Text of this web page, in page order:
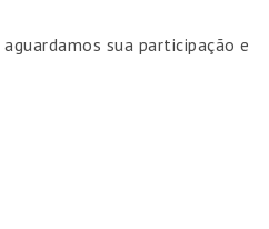
sua participação e